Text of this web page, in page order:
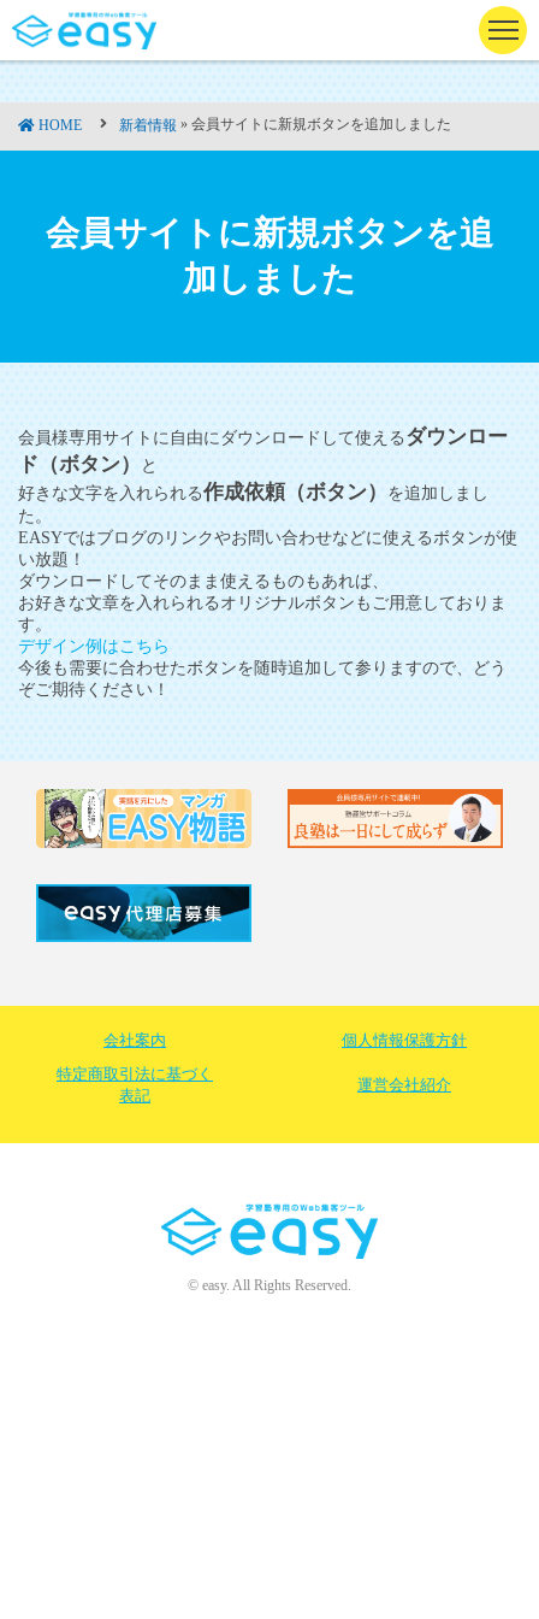
HOME 新着情報 » 会員サイトに新規ボタンを追加しました
会員サイトに新規ボタンを追
加しました
会員様専用サイトに自由にダウンロードして使える ダウンロー
ド（ボタン）
と
好きな文字を入れられる作成依頼（ボタン）
を追加しまし
た。
EASYではブログのリンクやお問い合わせなどに使えるボタンが使
い放題！
ダウンロードしてそのまま使えるものもあれば、
お好きな文章を入れられるオリジナルボタンもご用意しておりま
す。
デザイン例はこちら
今後も需要に合わせたボタンを随時追加して参りますので、どう
ぞご期待ください！
会社案内
個人情報保護方針
特定商取引法に基づく
表記
運営会社紹介
© easy. All Rights Reserved.